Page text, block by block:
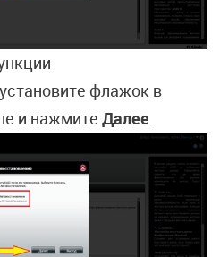
флажок в
и нажмите Далее.